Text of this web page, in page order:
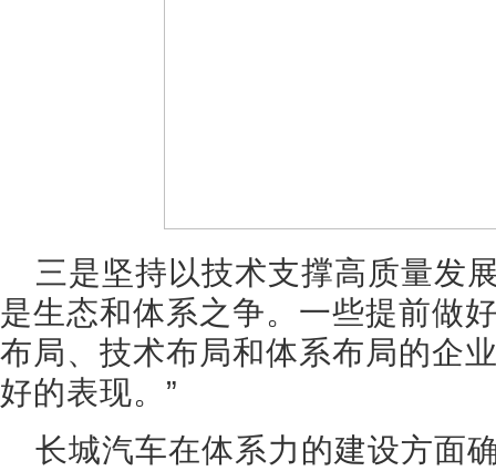
三是坚持以技术支撑高质量发
是生态和体系之争。一些提前做
布局、技术布局和体系布局的企
好的表现。”
长城汽车在体系力的建设方面